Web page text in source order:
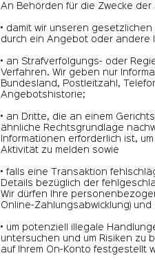
An Behörden für die Zwecke
• damit wir unseren
durch ein Angebot oder andere
• an Strafverfolgungs- oder
Verfahren. Wir geben nur
Bundesland, Postleitzahl,
Angebotshistorie;
• an Dritte, die an einem
ähnliche Rechtsgrundlage
Informationen erforderlich ist,
Aktivität zu melden sowie
• falls eine Transaktion
Details bezüglich der
Wir dürfen Ihre
Online-Zahlungsabwicklung)
• um potenziell illegale
untersuchen und um Risiken zu
auf Ihrem On-Konto festgestellt